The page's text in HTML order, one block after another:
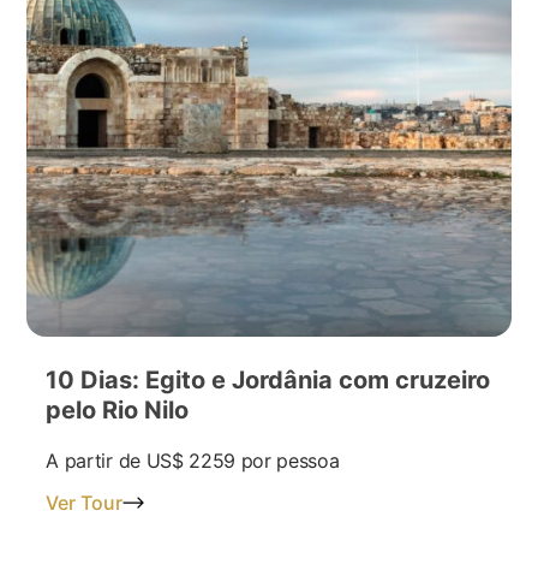
10 Dias: Egito e Jordânia com cruzeiro
pelo Rio Nilo
A partir de US$ 2259 por pessoa
Ver Tour